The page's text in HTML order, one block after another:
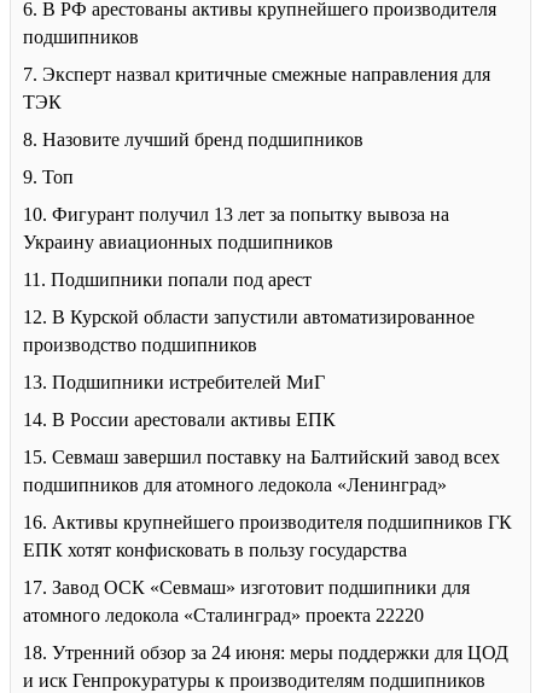
6. В РФ арестованы активы крупнейшего производителя
подшипников
7. Эксперт назвал критичные смежные направления для
ТЭК
8. Назовите лучший бренд подшипников
9. Топ
10. Фигурант получил 13 лет за попытку вывоза на
Украину авиационных подшипников
11. Подшипники попали под арест
12. В Курской области запустили автоматизированное
производство подшипников
13. Подшипники истребителей МиГ
14. В России арестовали активы ЕПК
15. Севмаш завершил поставку на Балтийский завод всех
подшипников для атомного ледокола «Ленинград»
16. Активы крупнейшего производителя подшипников ГК
ЕПК хотят конфисковать в пользу государства
17. Завод ОСК «Севмаш» изготовит подшипники для
атомного ледокола «Сталинград» проекта 22220
18. Утренний обзор за 24 июня: меры поддержки для ЦОД
и иск Генпрокуратуры к производителям подшипников